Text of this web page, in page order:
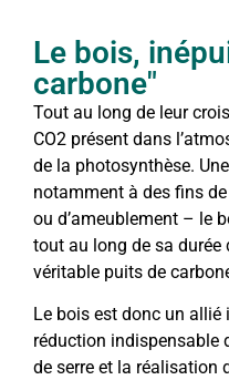
Le bois,
carbone"
Tout au long de leur
CO2 présent dans
de la photosynthèse.
notamment à des fins
ou d’ameublement – le
tout au long de sa durée
véritable puits de
Le bois est donc un
réduction indispensable
de serre et la réalisation